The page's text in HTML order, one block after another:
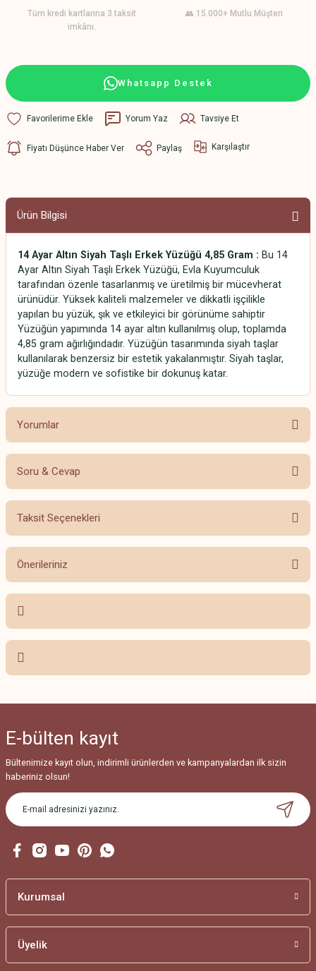
Tüm kredi kartlarına 3 taksit
imkânı.
👥 15.000+ Mutlu Müşteri
Whatsapp Destek
Yorum Yaz Tavsiye Et
Fiyatı Düşünce Haber Ver Paylaş Karşılaştır
Ürün Bilgisi
14 Ayar Altın Siyah Taşlı Erkek Yüzüğü 4,85 Gram : Bu 14
Ayar Altın Siyah Taşlı Erkek Yüzüğü, Evla Kuyumculuk
tarafından özenle tasarlanmış ve üretilmiş bir mücevherat
ürünüdür. Yüksek kaliteli malzemeler ve dikkatli işçilikle
yapılan bu yüzük, şık ve etkileyici bir görünüme sahiptir
Yüzüğün yapımında 14 ayar altın kullanılmış olup, toplamda
4,85 gram ağırlığındadır. Yüzüğün tasarımında siyah taşlar
kullanılarak benzersiz bir estetik yakalanmıştır. Siyah taşlar,
yüzüğe modern ve sofistike bir dokunuş katar.
Yorumlar
Bu ürüne ilk yorumu siz yapın!
Soru & Cevap
Ürün hakkında henüz soru sorulmamış.
Taksit Seçenekleri
Önerileriniz
Bu ürünün fiyat bilgisi, resim, ürün açıklamalarında ve diğer konularda
yetersiz gördüğünüz noktaları öneri formunu kullanarak tarafımıza
iletebilirsiniz.
Ürün fiyatı diğer sitelerden daha pahalı.
Bu ürüne benzer farklı alternatifler olmalı.
E-bülten kayıt
Bültenimize kayıt olun, indirimli ürünlerden ve kampanyalardan ilk sizin
haberiniz olsun!
Kurumsal
Üyelik